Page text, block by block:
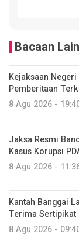
Bacaan
Kejaksaan
Pemberitaan
8 Agu 2026 -
Jaksa Resmi
Kasus Korupsi
8 Agu 2026 -
Kantah Banggai
Terima Sertipikat
8 Agu 2026 -